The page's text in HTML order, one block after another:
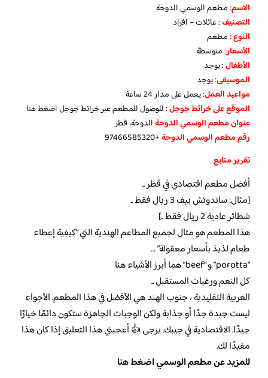
الاسم: مطعم الوسمي الدوحة
التصنيف: عائلات – افراد
النوع :مطعم
الأسعار:متوسطة
الأطفال:يوجد
الموسيقى:يوجد
مواعيد العمل: يعمل على مدار 24 ساعة
الموقع على خرائط جوجل: للوصول للمطعم عبر خرائط جوجلاضغط هنا
عنوان مطعم الوسمي الدوحةالدوحة، قطر
رقم مطعم الوسمي الدوحة+97466585320
تقرير متابع
أفضل مطعم اقتصادي في قطر ..
[مثال: ساندوتش بيف 3 ريال فقط ..
شطائر عادية 2 ريال فقط ..]
هذا المطعم هو مثال لجميع المطاعم الهندية التي “كيفية إعطاء
طعام لذيذ بأسعار معقولة” …
“porotta” و “beef” هما أبرز الأشياء هنا
كل النعم ورغبات المستقبل ..
العربية التقليدية ، جنوب الهند هي الأفضل في هذا المطعم. الأجواء
ليست جيدة جدًا أو جذابة ولكن الوجبات الجاهزة ستكون دائمًا خيارًا
جيدًا. الاقتصادية في جيبك. يرجى 👍 أعجبني هذا التعليق إذا كان هذا
مفيدًا لك.
للمزيد عن مطعم الوسمياضغط هنا